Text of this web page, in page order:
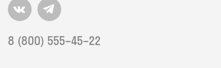
8 (800) 555–45–22